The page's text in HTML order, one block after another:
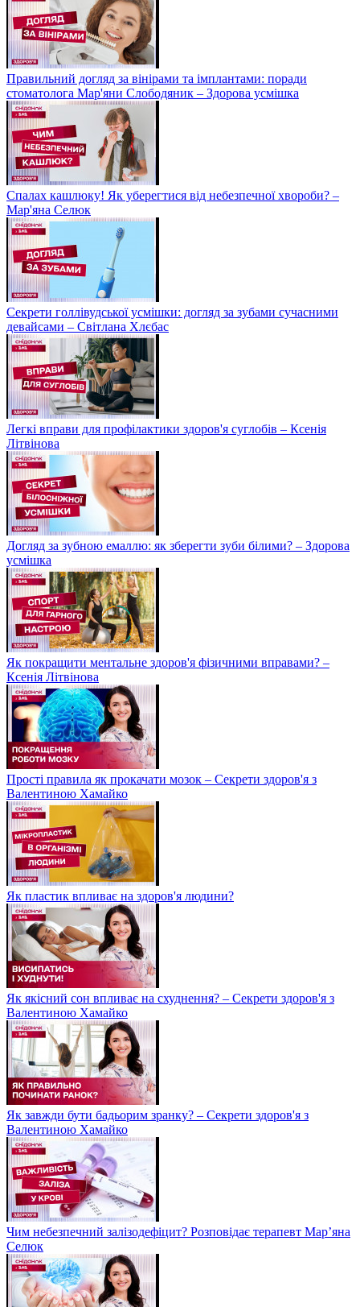
Правильний догляд за вінірами та імплантами: поради
стоматолога Мар'яни Слободяник – Здорова усмішка
Спалах кашлюку! Як уберегтися від небезпечної хвороби? –
Мар'яна Селюк
Секрети голлівудської усмішки: догляд за зубами сучасними
девайсами – Світлана Хлєбас
Легкі вправи для профілактики здоров'я суглобів – Ксенія
Літвінова
Догляд за зубною емаллю: як зберегти зуби білими? – Здорова
усмішка
Як покращити ментальне здоров'я фізичними вправами? –
Ксенія Літвінова
Прості правила як прокачати мозок – Секрети здоров'я з
Валентиною Хамайко
Як пластик впливає на здоров'я людини?
Як якісний сон впливає на схуднення? – Секрети здоров'я з
Валентиною Хамайко
Як завжди бути бадьорим зранку? – Секрети здоров'я з
Валентиною Хамайко
Чим небезпечний залізодефіцит? Розповідає терапевт Мар’яна
Селюк